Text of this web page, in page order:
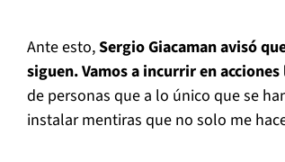
Ante esto,Sergio Giacaman avisó
siguen. Vamos a incurrir en
de personas que a lo único que se
instalar mentiras que no solo me